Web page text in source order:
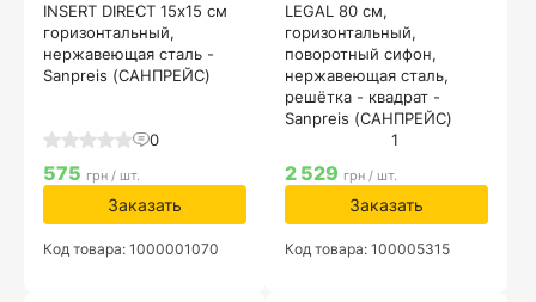
INSERT DIRECT 15х15 см
горизонтальный,
нержавеющая сталь -
Sanpreis (САНПРЕЙС)
0
575 грн / шт.
Заказать
Код товара: 1000001070
LEGAL 80 см,
горизонтальный,
поворотный сифон,
нержавеющая сталь,
решётка - квадрат -
Sanpreis (САНПРЕЙС)
1
2 529 грн / шт.
Заказать
Код товара: 100005315